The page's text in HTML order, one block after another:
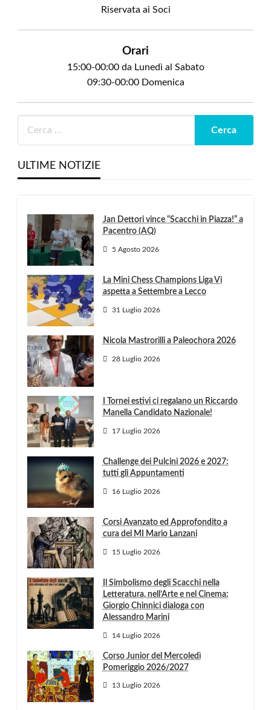
Riservata ai Soci
Orari
15:00-00:00 da Lunedì al Sabato
09:30-00:00 Domenica
ULTIME NOTIZIE
Jan Dettori vince “Scacchi in Piazza!” a
Pacentro (AQ)
5 Agosto 2026
La Mini Chess Champions Liga Vi
aspetta a Settembre a Lecco
31 Luglio 2026
Nicola Mastrorilli a Paleochora 2026
28 Luglio 2026
I Tornei estivi ci regalano un Riccardo
Manella Candidato Nazionale!
17 Luglio 2026
Challenge dei Pulcini 2026 e 2027:
tutti gli Appuntamenti
16 Luglio 2026
Corsi Avanzato ed Approfondito a
cura del MI Mario Lanzani
15 Luglio 2026
Il Simbolismo degli Scacchi nella
Letteratura, nell’Arte e nel Cinema:
Giorgio Chinnici dialoga con
Alessandro Marini
14 Luglio 2026
Corso Junior del Mercoledì
Pomeriggio 2026/2027
13 Luglio 2026